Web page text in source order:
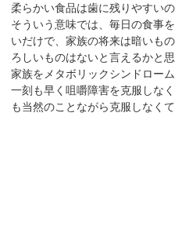
柔らかい食品は歯に残りやすい
そういう意味では、毎日の食事
いだけで、家族の将来は暗いも
ろしいものはないと言えるかと思
家族をメタボリックシンドロー
一刻も早く咀嚼障害を克服しな
も当然のことながら克服しなく